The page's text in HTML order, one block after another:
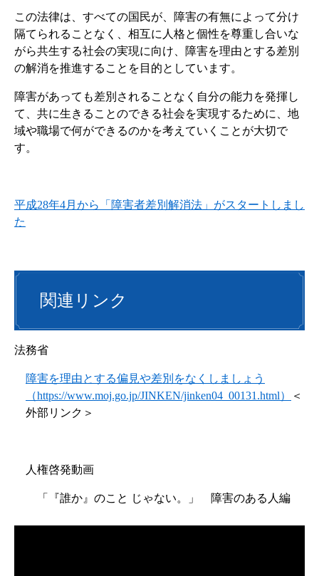
この法律は、すべての国民が、障害の有無によって分け
隔てられることなく、相互に人格と個性を尊重し合いな
がら共生する社会の実現に向け、障害を理由とする差別
の解消を推進することを目的としています。
障害があっても差別されることなく自分の能力を発揮し
て、共に生きることのできる社会を実現するために、地
域や職場で何ができるのかを考えていくことが大切で
す。
平成28年4月から「障害者差別解消法」がスタートしまし
た
関連リンク
法務省
障害を理由とする偏見や差別をなくしましょう
（https://www.moj.go.jp/JINKEN/jinken04_00131.html）
＜
外部リンク＞
人権啓発動画
「『誰か』のこと じゃない。」 障害のある人編